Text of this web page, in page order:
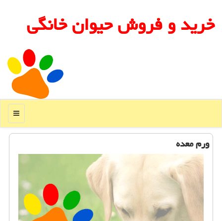
خرید و فروش حیوان خانگی
منو
ورم معده